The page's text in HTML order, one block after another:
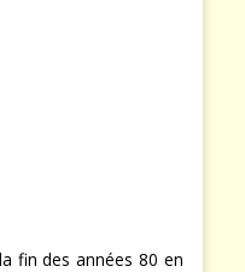
fin des années 80 en